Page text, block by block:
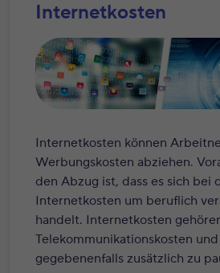
Internetkosten
Internetkosten können
Werbungskosten abziehen.
den Abzug ist, dass es sich bei
Internetkosten um beruflich
handelt. Internetkosten
Telekommunikationskosten
gegebenenfalls zusätzlich zu